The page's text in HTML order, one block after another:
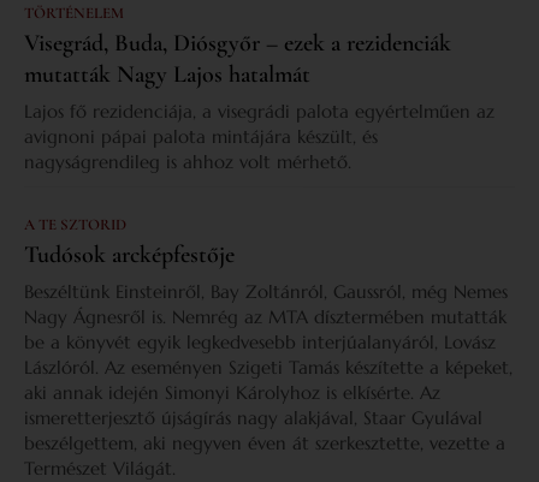
TÖRTÉNELEM
Visegrád, Buda, Diósgyőr – ezek a rezidenciák
mutatták Nagy Lajos hatalmát
Lajos fő rezidenciája, a visegrádi palota egyértelműen az
avignoni pápai palota mintájára készült, és
nagyságrendileg is ahhoz volt mérhető.
A TE SZTORID
Tudósok arcképfestője
Beszéltünk Einsteinről, Bay Zoltánról, Gaussról, még Nemes
Nagy Ágnesről is. Nemrég az MTA dísztermében mutatták
be a könyvét egyik legkedvesebb interjúalanyáról, Lovász
Lászlóról. Az eseményen Szigeti Tamás készítette a képeket,
aki annak idején Simonyi Károlyhoz is elkísérte. Az
ismeretterjesztő újságírás nagy alakjával, Staar Gyulával
beszélgettem, aki negyven éven át szerkesztette, vezette a
Természet Világát.